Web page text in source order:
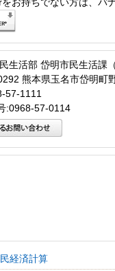
生活部 岱明市民生活課
熊本県玉名市岱明町
57-1111
:0968-57-0114
経済計算